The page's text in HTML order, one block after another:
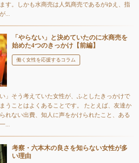
す。しかも水商売は人気商売であるがゆえ、指
...
「やらない」と決めていたのに水商売を
始めた4つのきっかけ【前編】
働く女性を応援するコラム
」そう考えていた女性が、ふとしたきっかけで
うことはよくあることです。 たとえば、友達か
れない出費、知人に声をかけられたこと、ある
...
考察・六本木の良さを知らない女性が多
い理由